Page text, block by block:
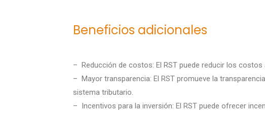
Beneficios adicionales
– Reducción de costos: El RST puede reducir los
– Mayor transparencia: El RST promueve la
sistema tributario.
– Incentivos para la inversión: El RST puede ofrecer